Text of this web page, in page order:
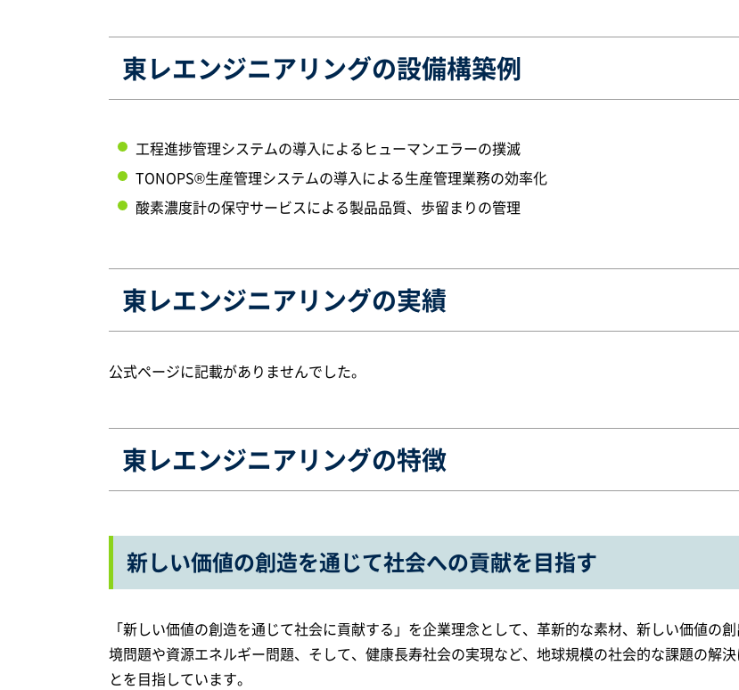
東レエンジニアリングの設備構築例
工程進捗管理システムの導入によるヒューマンエラーの撲滅
TONOPS®生産管理システムの導入による生産管理業務の効率化
酸素濃度計の保守サービスによる製品品質、歩留まりの管理
東レエンジニアリングの実績
公式ページに記載がありませんでした。
東レエンジニアリングの特徴
新しい価値の創造を通じて社会への貢献を目指す
「新しい価値の創造を通じて社会に貢献する」を企業理念として、革新的な素材、新しい価値の
境問題や資源エネルギー問題、そして、健康長寿社会の実現など、地球規模の社会的な課題の解
とを目指しています。